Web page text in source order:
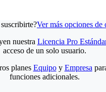
Ver más opciones de
nuestra Licencia Pro
acceso de un solo usuario.
planes Equipoy Empresa
funciones adicionales.